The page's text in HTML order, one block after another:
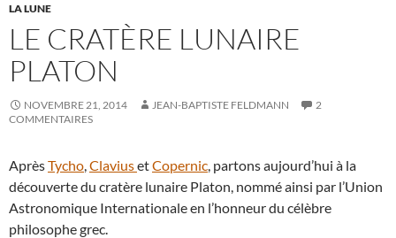
LA LUNE
LE CRATÈRE LUNAIRE
PLATON
NOVEMBRE 21, 2014 JEAN-BAPTISTE FELDMANN
2
COMMENTAIRES
AprèsTycho ClaviusetCopernic , partons aujourd’hui à la
découverte du cratère lunaire Platon, nommé ainsi par l’Union
Astronomique Internationale en l’honneur du célèbre
philosophe grec.